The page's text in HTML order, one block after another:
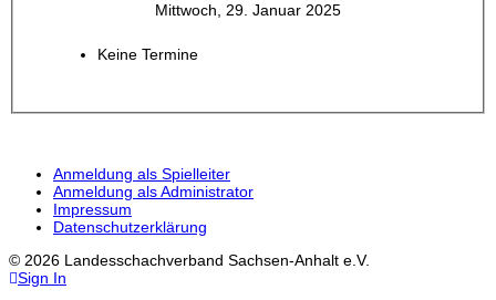
Mittwoch, 29. Januar 2025
Keine Termine
Anmeldung als Spielleiter
Anmeldung als Administrator
Impressum
Datenschutzerklärung
© 2026 Landesschachverband Sachsen-Anhalt e.V.
Sign In